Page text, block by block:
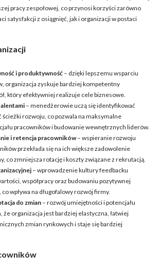
pracy zespołowej, co przynosi korzyści zarówno
satysfakcji z osiągnięć, jak i organizacji w postaci
i produktywność – dzięki lepszemu wsparciu
organizacja zyskuje bardziej kompetentny
który efektywniej realizuje cele biznesowe.
– menedżerowie uczą się identyfikować
ścieżki rozwoju, co pozwala na maksymalne
pracowników i budowanie wewnętrznych liderów.
i retencja pracowników– wspieranie rozwoju
przekłada się na ich większe zadowolenie
co zmniejsza rotację i koszty związane z rekrutacją.
– wprowadzenie kultury feedbacku
współpracy oraz budowaniu pozytywnej
wpływa na długofalowy rozwój firmy.
do zmian – rozwój umiejętności i potencjału
że organizacja jest bardziej elastyczna, łatwiej
zmian rynkowych i staje się bardziej